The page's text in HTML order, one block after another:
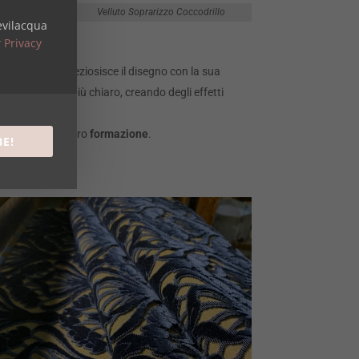
Velluto Soprarizzo Coccodrillo
impreziosisce il disegno con la sua
e il riccio più chiaro, creando degli effetti
anni per la loroformazione
Privacy